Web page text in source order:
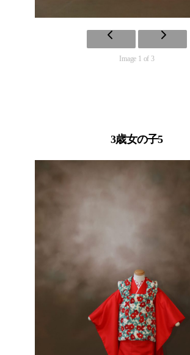
Image 1 of 3
3歳女の子5